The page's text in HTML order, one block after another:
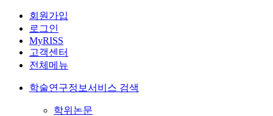
회원가입
로그인
MyRISS
고객센터
전체메뉴
학술연구정보서비스 검색
학위논문